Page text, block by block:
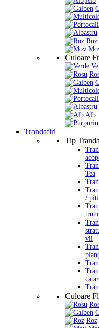
Roz
Culoare
Alb
Trandafiri
Tip
Tea
/
vii
Culoare
Roz